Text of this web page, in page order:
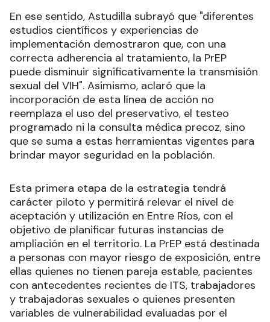
En ese sentido, Astudilla subrayó que "diferentes
estudios científicos y experiencias de
implementación demostraron que, con una
correcta adherencia al tratamiento, la PrEP
puede disminuir significativamente la transmisión
sexual del VIH". Asimismo, aclaró que la
incorporación de esta línea de acción no
reemplaza el uso del preservativo, el testeo
programado ni la consulta médica precoz, sino
que se suma a estas herramientas vigentes para
brindar mayor seguridad en la población.
Esta primera etapa de la estrategia tendrá
carácter piloto y permitirá relevar el nivel de
aceptación y utilización en Entre Ríos, con el
objetivo de planificar futuras instancias de
ampliación en el territorio. La PrEP está destinada
a personas con mayor riesgo de exposición, entre
ellas quienes no tienen pareja estable, pacientes
con antecedentes recientes de ITS, trabajadores
y trabajadoras sexuales o quienes presenten
variables de vulnerabilidad evaluadas por el